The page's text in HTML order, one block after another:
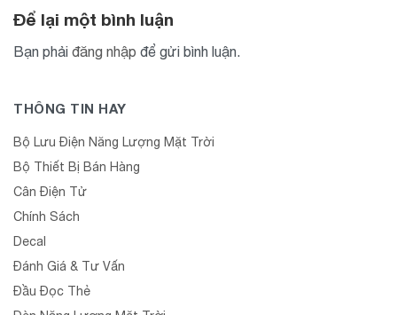
Để lại một bình luận
Bạn phải đăng nhập để gửi bình luận.
THÔNG TIN HAY
Bộ Lưu Điện Năng Lượng Mặt Trời
Bộ Thiết Bị Bán Hàng
Cân Điện Tử
Chính Sách
Decal
Đánh Giá & Tư Vấn
Đầu Đọc Thẻ